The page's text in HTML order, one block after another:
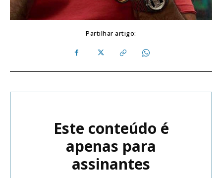
Partilhar artigo:
Este conteúdo é
apenas para
assinantes